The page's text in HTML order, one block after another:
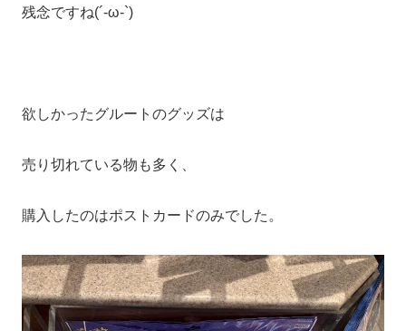
残念ですね(´-ω-`)
欲しかったグルートのグッズは
売り切れている物も多く、
購入したのはポストカードのみでした。